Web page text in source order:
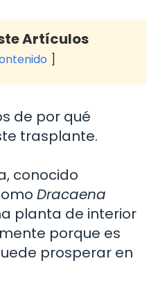
Artículos
de por qué
trasplante.
conocido
Dracaena
planta de interior
porque es
prosperar en